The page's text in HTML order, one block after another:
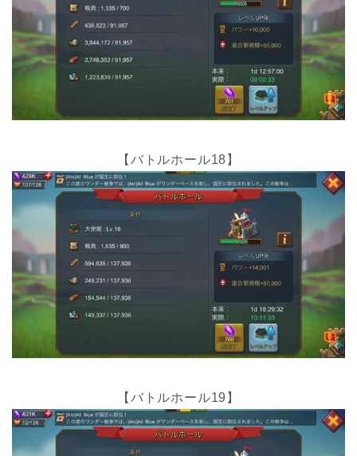
【バトルホール18】
【バトルホール19】